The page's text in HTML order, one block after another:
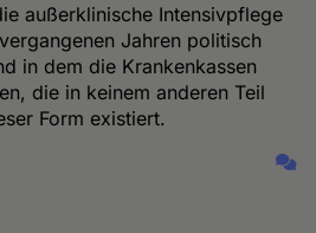
außerklinische Intensivpflege
Jahren politisch
in dem die Krankenkassen
die in keinem anderen Teil
Form existiert.